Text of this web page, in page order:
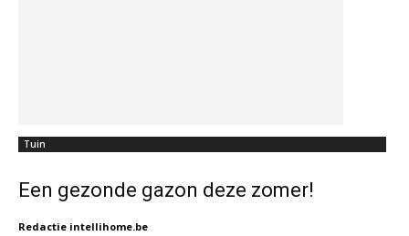
Tuin
Een gezonde gazon deze zomer!
Redactie intellihome.be